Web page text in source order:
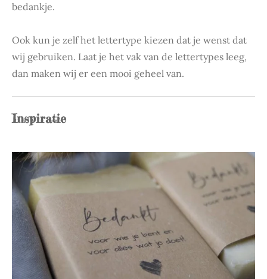
bedankje.
Ook kun je zelf het lettertype kiezen dat je wenst dat
wij gebruiken. Laat je het vak van de lettertypes leeg,
dan maken wij er een mooi geheel van.
Inspiratie